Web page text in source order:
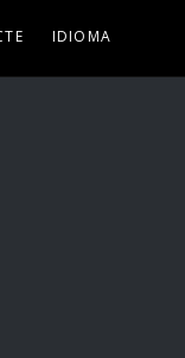
IDIOMA